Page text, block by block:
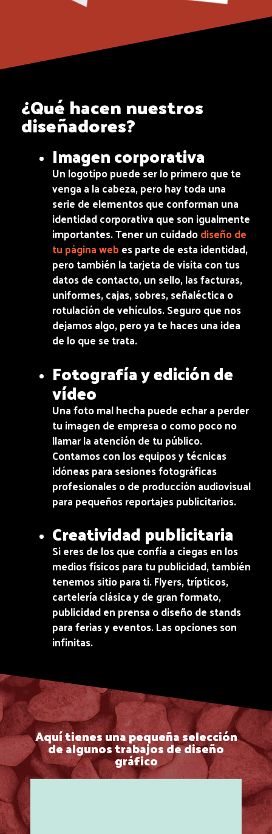
¿Qué hacen nuestros
diseñadores?
Imagen corporativa
Un logotipo puede ser lo primero que te
venga a la cabeza, pero hay toda una
serie de elementos que conforman una
identidad corporativa que son igualmente
importantes. Tener un cuidadodiseño de
tu página web es parte de esta identidad,
pero también la tarjeta de visita con tus
datos de contacto, un sello, las facturas,
uniformes, cajas, sobres, señaléctica o
rotulación de vehículos. Seguro que nos
dejamos algo, pero ya te haces una idea
de lo que se trata.
Fotografía y edición de
vídeo
Una foto mal hecha puede echar a perder
tu imagen de empresa o como poco no
llamar la atención de tu público.
Contamos con los equipos y técnicas
idóneas para sesiones fotográficas
profesionales o de producción audiovisual
para pequeños reportajes publicitarios.
Creatividad publicitaria
Si eres de los que confía a ciegas en los
medios físicos para tu publicidad, también
tenemos sitio para ti. Flyers, trípticos,
cartelería clásica y de gran formato,
publicidad en prensa o diseño de stands
para ferias y eventos. Las opciones son
infinitas.
Aquí tienes una pequeña selección
de algunos trabajos de diseño
gráfico